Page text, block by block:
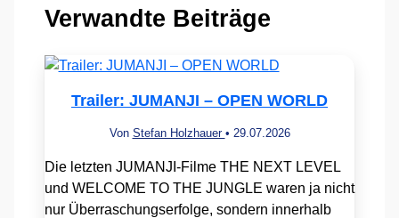
Verwandte Beiträge
Trailer: JUMANJI – OPEN WORLD
Von Stefan Holzhauer • 29.07.2026
Die letzten JUMANJI-Filme THE NEXT LEVEL
und WELCOME TO THE JUNGLE waren ja nicht
nur Überraschungserfolge, sondern innerhalb